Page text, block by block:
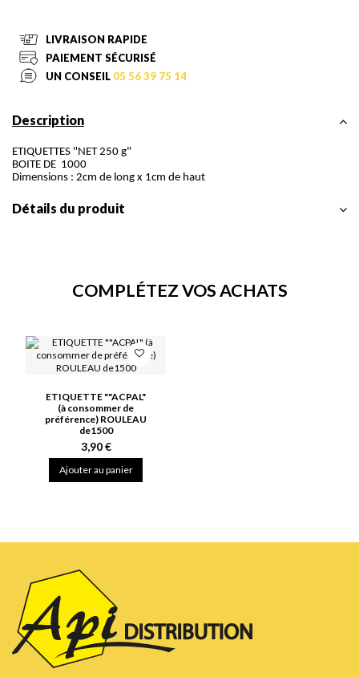
LIVRAISON RAPIDE
PAIEMENT SÉCURISÉ
UN CONSEIL 05 56 39 75 14
Description
ETIQUETTES "NET 250 g"
BOITE DE 1000
Dimensions : 2cm de long x 1cm de haut
Détails du produit
COMPLÉTEZ VOS ACHATS
ETIQUETTE ""ACPAL"
(à consommer de
préférence) ROULEAU
de1500
3,90 €
Ajouter au panier